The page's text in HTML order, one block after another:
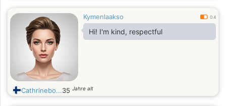
Kymenlaakso 0.4
Hi! I'm kind, respectful
Cathrinebo...35 Jahre alt